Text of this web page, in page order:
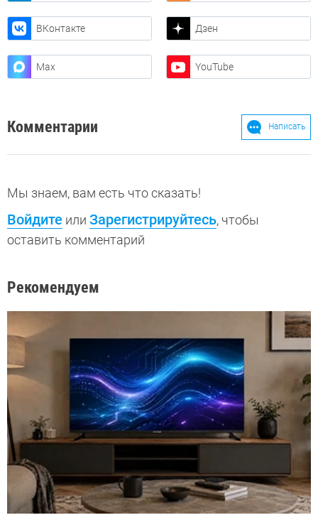
ВКонтакте Дзен
Max YouTube
Комментарии Написать
Мы знаем, вам есть что сказать!
Войдите или Зарегистрируйтесь, чтобы
оставить комментарий
Рекомендуем